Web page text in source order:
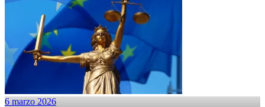
6 marzo 2026